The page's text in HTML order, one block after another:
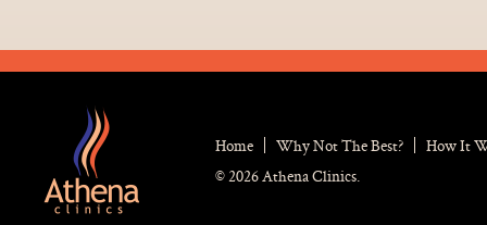
Home Why Not The Best?
How It
© 2026 Athena Clinics.